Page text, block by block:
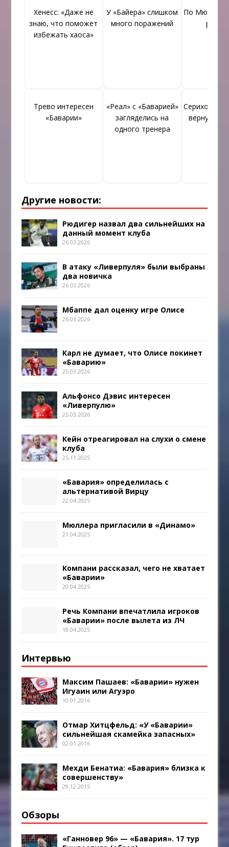
Хенесс: «Даже не
знаю, что поможет
избежать хаоса»
У «Байера» слишком
много поражений
По Мюллеру
Трево интересен
«Баварии»
«Реал» с «Баварией»
загляделись на
одного тренера
Серихо
вернуться
Другие новости:
Рюдигер назвал два сильнейших на
данный момент клуба
26.03.2026
В атаку «Ливерпуля» были выбраны
два новичка
26.03.2026
Мбаппе дал оценку игре Олисе
26.03.2026
Карл не думает, что Олисе покинет
«Баварию»
25.03.2026
Альфонсо Дэвис интересен
«Ливерпулю»
25.03.2026
Кейн отреагировал на слухи о смене
клуба
25.11.2025
«Бавария» определилась с
альтернативой Вирцу
22.04.2025
Мюллера пригласили в «Динамо»
21.04.2025
Компани рассказал, чего не хватает
«Баварии»
20.04.2025
Речь Компани впечатлила игроков
«Баварии» после вылета из ЛЧ
18.04.2025
Интервью
Максим Пашаев: «Баварии» нужен
Игуаин или Агуэро
10.01.2016
Отмар Хитцфельд: «У «Баварии»
сильнейшая скамейка запасных»
02.01.2016
Мехди Бенатиа: «Бавария» близка к
совершенству»
29.12.2015
Обзоры
«Ганновер 96» — «Бавария». 17 тур